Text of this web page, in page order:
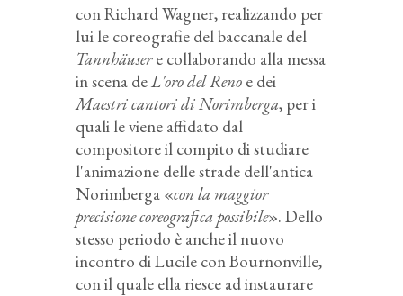
con Richard Wagner, realizzando per
lui le coreografie del baccanale del
Tannhäusere collaborando alla messa
in scena deL'oro del Reno e dei
Maestri cantori di Norimberga, per i
quali le viene affidato dal
compositore il compito di studiare
l'animazione delle strade dell'antica
Norimberga «con la maggior
precisione coreografica possibile». Dello
stesso periodo è anche il nuovo
incontro di Lucile con Bournonville,
con il quale ella riesce ad instaurare